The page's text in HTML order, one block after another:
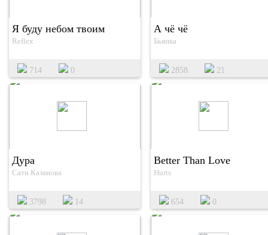
Я буду небом твоим
Reflex
714 0
А чё чё
Бьянка
2858 21
Дура
Сати Казанова
3798 14
Better Than Love
Hurts
654 0